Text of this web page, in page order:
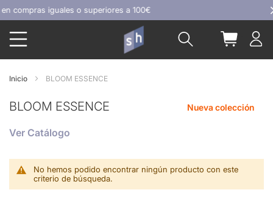
Ir
al
contenido
compras iguales o superiores a 100€
Buscar Mi
Inicio BLOOM ESSENCE
BLOOM ESSENCE
Ver Catálogo
Nueva colección
No hemos podido encontrar ningún producto con este
criterio de búsqueda.